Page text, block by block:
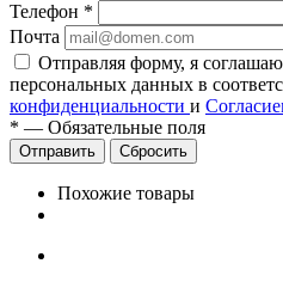
Телефон *
Почта
Отправляя форму, я
персональных данных в
конфиденциальности и
* — Обязательные поля
Сбросить
Похожие товары